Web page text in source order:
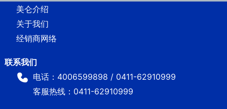
美仑介绍
关于我们
经销商网络
电话：4006599898 / 0411-62910999
客服热线：0411-62910999